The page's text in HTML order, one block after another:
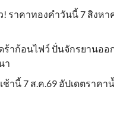
ราคาทองคำวันนี้ 7 สิงหา
ดร้าก้อนไฟว์ ปั่นจักรยานอ
า
ช้านี้ 7 ส.ค.69 อัปเดตราคา